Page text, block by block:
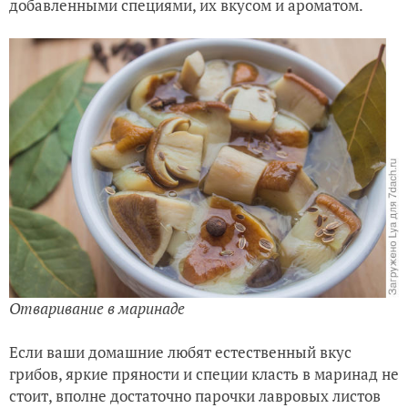
добавленными специями, их вкусом и ароматом.
Отваривание в маринаде
Если ваши домашние любят естественный вкус
грибов, яркие пряности и специи класть в маринад не
стоит, вполне достаточно парочки лавровых листов